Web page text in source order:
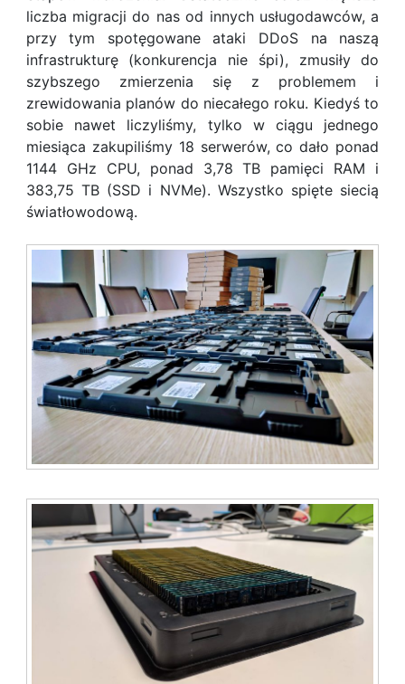
liczba migracji do nas od innych usługodawców, a
przy tym spotęgowane ataki DDoS na naszą
infrastrukturę (konkurencja nie śpi), zmusiły do
szybszego zmierzenia się z problemem i
zrewidowania planów do niecałego roku. Kiedyś to
sobie nawet liczyliśmy, tylko w ciągu jednego
miesiąca zakupiliśmy 18 serwerów, co dało ponad
1144 GHz CPU, ponad 3,78 TB pamięci RAM i
383,75 TB (SSD i NVMe). Wszystko spięte siecią
światłowodową.